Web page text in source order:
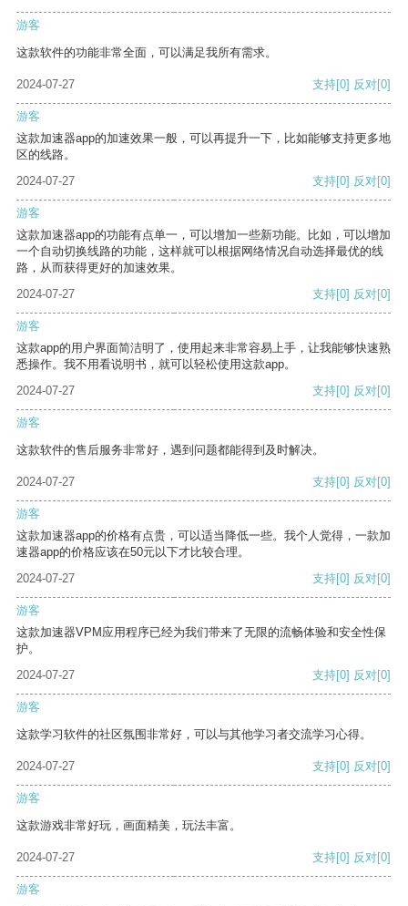
游客
这款软件的功能非常全面，可以满足我所有需求。
2024-07-27 支持[0] 反对[0]
游客
这款加速器app的加速效果一般，可以再提升一下，比如能够支持更多地
区的线路。
2024-07-27
支持[0] 反对[0]
游客
这款加速器app的功能有点单一，可以增加一些新功能。比如，可以增加
一个自动切换线路的功能，这样就可以根据网络情况自动选择最优的线
路，从而获得更好的加速效果。
2024-07-27
支持[0] 反对[0]
游客
这款app的用户界面简洁明了，使用起来非常容易上手，让我能够快速熟
悉操作。我不用看说明书，就可以轻松使用这款app。
2024-07-27
支持[0] 反对[0]
游客
这款软件的售后服务非常好，遇到问题都能得到及时解决。
2024-07-27 支持[0] 反对[0]
游客
这款加速器app的价格有点贵，可以适当降低一些。我个人觉得，一款加
速器app的价格应该在50元以下才比较合理。
2024-07-27
支持[0] 反对[0]
游客
这款加速器VPM应用程序已经为我们带来了无限的流畅体验和安全性保
护。
2024-07-27
支持[0] 反对[0]
游客
这款学习软件的社区氛围非常好，可以与其他学习者交流学习心得。
2024-07-27 支持[0] 反对[0]
游客
这款游戏非常好玩，画面精美，玩法丰富。
2024-07-27 支持[0] 反对[0]
游客